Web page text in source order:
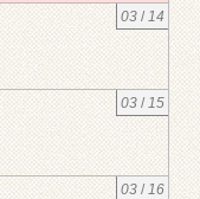
03 /14
03 /15
03 /16